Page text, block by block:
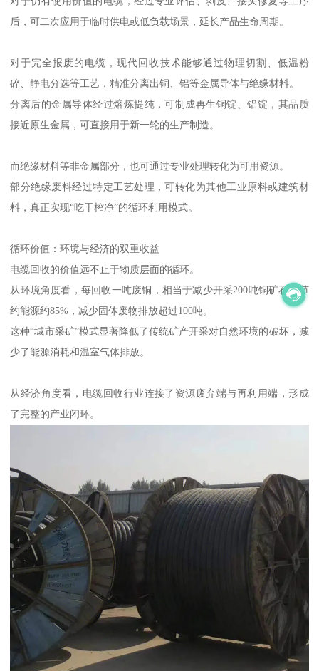
后，可二次应用于临时供电或低负载场景，延长产品生命周期。
对于完全报废的电缆，现代回收技术能够通过物理切割、低温粉
碎、静电分选等工艺，精准分离出铜、铝等金属导体与绝缘材料。
分离后的金属导体经过熔炼提纯，可制成再生铜锭、铝锭，其品质
接近原生金属，可直接用于新一轮的生产制造。
而绝缘材料等非金属部分，也可通过专业处理转化为可用资源。
部分绝缘废料经过特定工艺处理，可转化为其他工业原料或建筑材
料，真正实现“吃干榨净”的循环利用模式。
循环价值：环境与经济的双重收益
电缆回收的价值远不止于物质层面的循环。
从环境角度看，每回收一吨废铜，相当于减少开采200吨铜矿石，节
约能源约85%，减少固体废物排放超过100吨。
这种“城市采矿”模式显著降低了传统矿产开采对自然环境的破坏，减
少了能源消耗和温室气体排放。
从经济角度看，电缆回收行业连接了资源废弃端与再利用端，形成
了完整的产业闭环。